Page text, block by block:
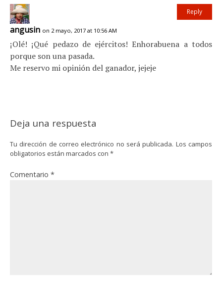
angusin on 2 mayo, 2017 at 10:56 AM
¡Olé! ¡Qué pedazo de ejércitos! Enhorabuena a todos
porque son una pasada.
Me reservo mi opinión del ganador, jejeje
Reply
Deja una respuesta
Tu dirección de correo electrónico no será publicada. Los campos
obligatorios están marcados con *
Comentario *